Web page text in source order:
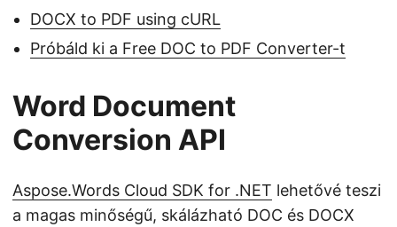
DOCX to PDF using cURL
Próbáld ki a Free DOC to PDF Converter-t
Word Document
Conversion API
Aspose.Words Cloud SDK for .NET lehetővé teszi
a magas minőségű, skálázható DOC és DOCX